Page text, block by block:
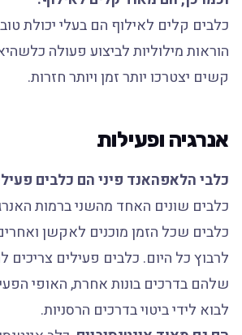
כלבים קלים לאילוף הם בעלי יכולת
הוראות מילוליות לביצוע פעולה
קשים יצטרכו יותר זמן ויותר חזרות.
אנרגיה ופעילות
כלבי הלאפהאנד פיני הם כלבים
כלבים שונים האחד מהשני ברמות
כלבים שכל הזמן מוכנים לאקשן
לרבוץ כל היום. כלבים פעילים
שלהם בדרכים בונות אחרת, האופי
לבוא לידי ביטוי בדרכים הרסניות.